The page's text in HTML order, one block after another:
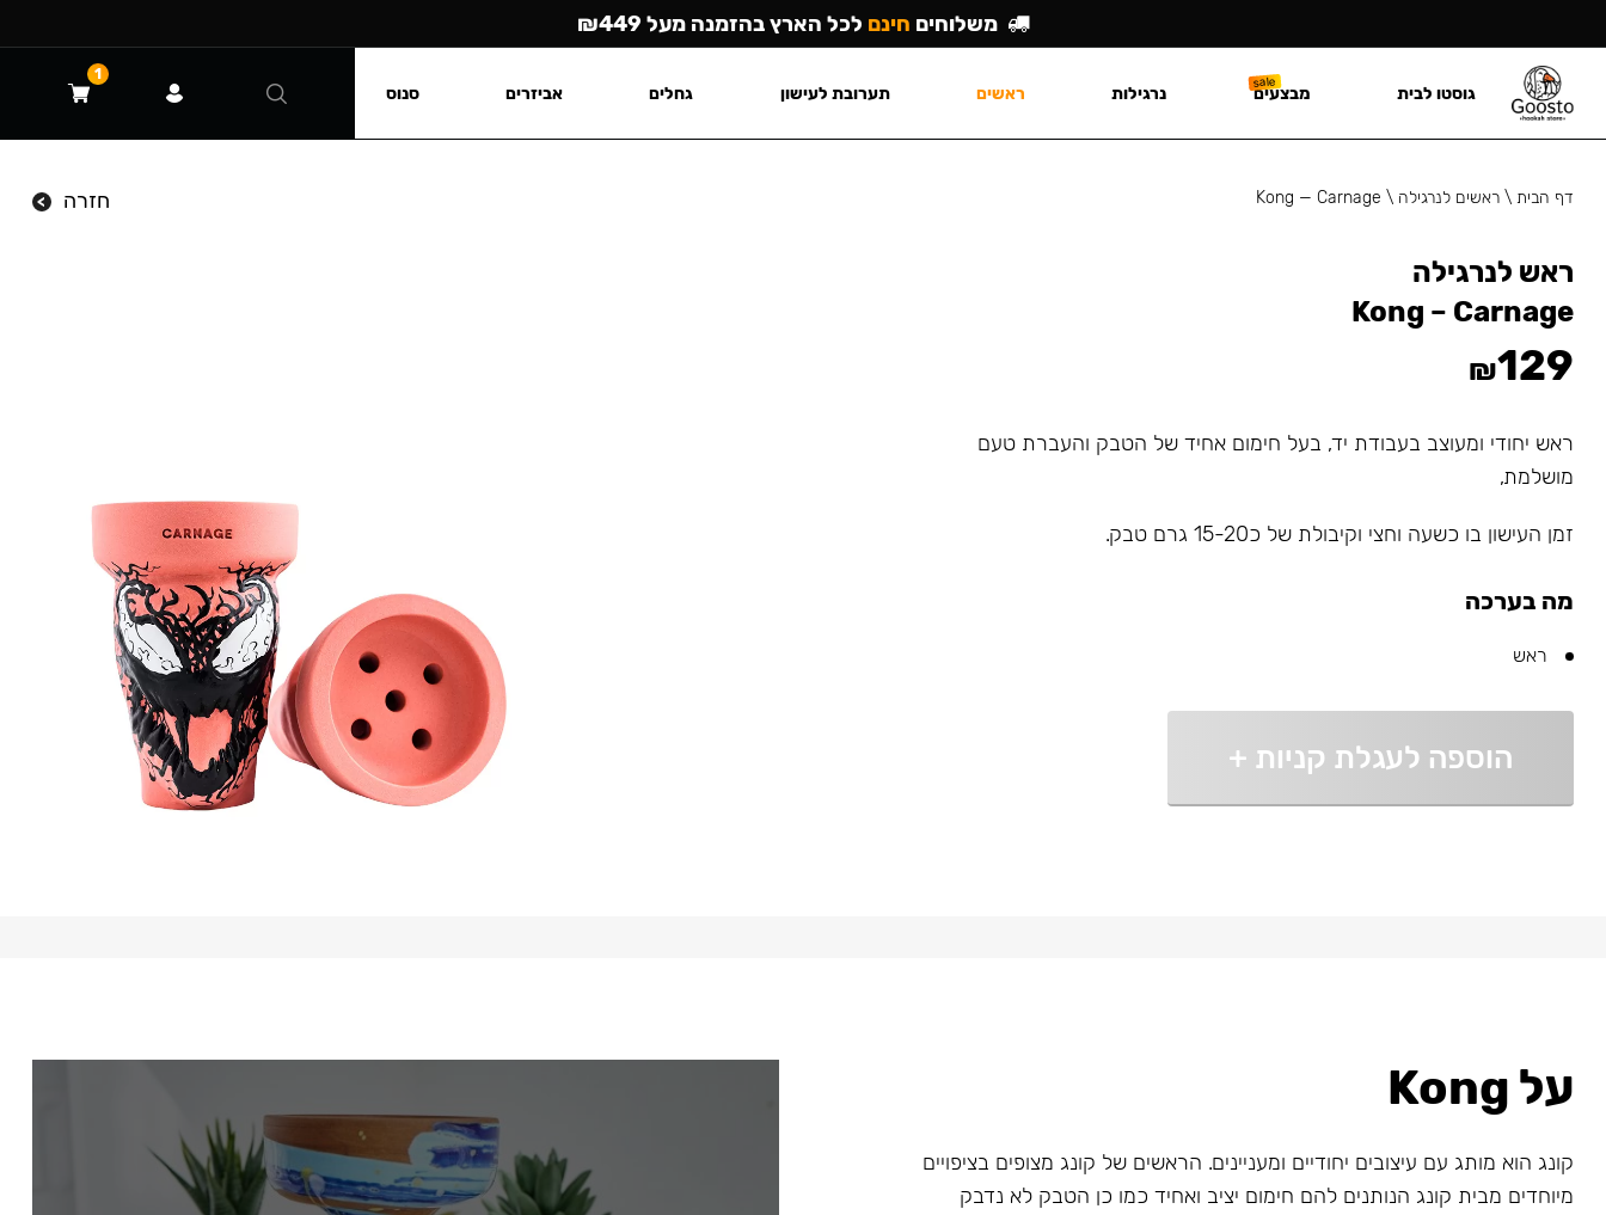
דף הבית\ ראשים לנרגילה \
Kong — Carnage חזרה
ראש לנרגילה
Kong – Carnage
₪129
ראש יחודי ומעוצב בעבודת יד, בעל חימום אחיד של הטבק והעברת טעם
מושלמת,
זמן העישון בו כשעה וחצי וקיבולת של כ15-20 גרם טבק.
מה בערכה
ראש
הוספה לעגלת קניות +
על Kong
קונג הוא מותג עם עיצובים יחודיים ומעניינים. הראשים של קונג מצופים בציפויים
מיוחדים מבית קונג הנותנים להם חימום יציב ואחיד כמו כן הטבק לא נדבק
משלוחים חינם לכל הארץ בהזמנה מעל ₪449
גוסטו לבית מבצעים נרגילות ראשים תערובת לעישון גחלים אביזרים סנוס
1